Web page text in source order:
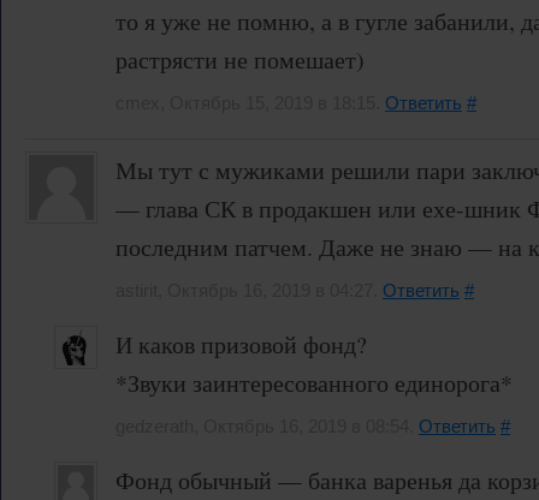
то я уже не помню, а в гугле забанили,
растрясти не помешает)
Ответить #
Мы тут с мужиками решили пари
— глава СК в продакшен или ехе-шник
последним патчем. Даже не знаю — на
Ответить #
И каков призовой фонд?
*Звуки заинтересованного единорога*
Ответить #
Фонд обычный — банка варенья да